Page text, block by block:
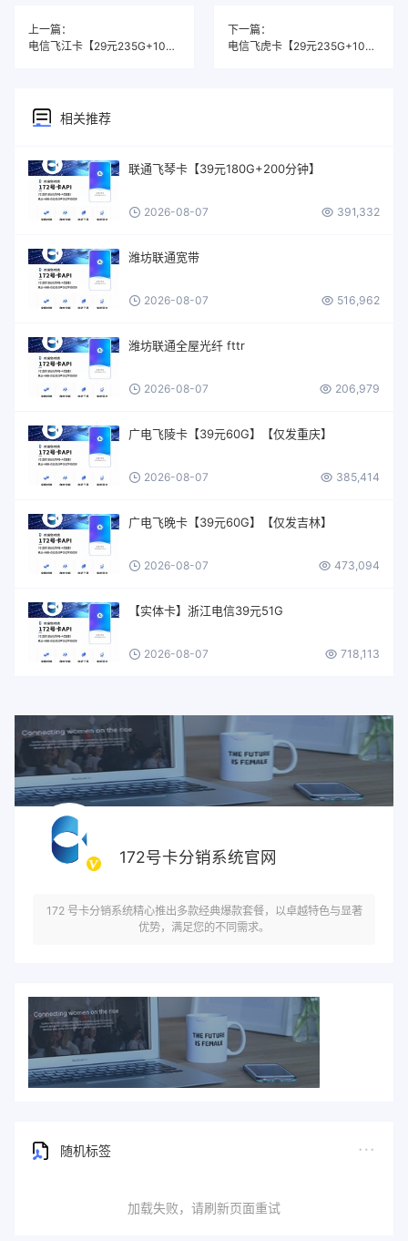
上一篇：
电信飞江卡【29元235G+100分钟】
下一篇：
电信飞虎卡【29元235G+100分钟】
相关推荐
联通飞琴卡【39元180G+200分钟】
2026-08-07 391,332
潍坊联通宽带
2026-08-07 516,962
潍坊联通全屋光纤 fttr
2026-08-07 206,979
广电飞陵卡【39元60G】【仅发重庆】
2026-08-07 385,414
广电飞晚卡【39元60G】【仅发吉林】
2026-08-07 473,094
【实体卡】浙江电信39元51G
2026-08-07 718,113
172号卡分销系统官网
172 号卡分销系统精心推出多款经典爆款套餐，以卓越特色与显著
优势，满足您的不同需求。
随机标签
加载失败，请刷新页面重试